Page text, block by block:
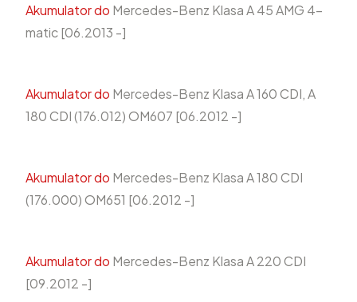
Akumulator do Mercedes-Benz Klasa A 45 AMG 4-
matic [06.2013 -]
Akumulator do Mercedes-Benz Klasa A 160 CDI, A
180 CDI (176.012) OM607 [06.2012 -]
Akumulator do Mercedes-Benz Klasa A 180 CDI
(176.000) OM651 [06.2012 -]
Akumulator do Mercedes-Benz Klasa A 220 CDI
[09.2012 -]